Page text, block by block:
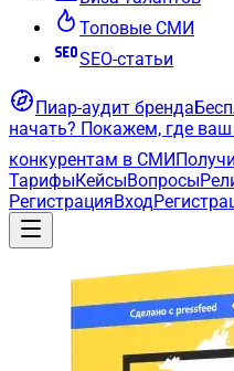
Топовые СМИ
SEO-статьи
Пиар-аудит бренда
начать? Покажем, где
конкурентам в СМИ
ТарифыКейсыВопросы
РегистрацияВход